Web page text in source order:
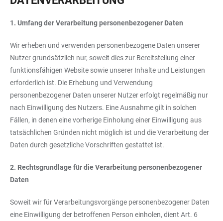
1. Umfang der Verarbeitung personenbezogener Daten
Wir erheben und verwenden personenbezogene Daten unserer
Nutzer grundsätzlich nur, soweit dies zur Bereitstellung einer
funktionsfähigen Website sowie unserer Inhalte und Leistungen
erforderlich ist. Die Erhebung und Verwendung
personenbezogener Daten unserer Nutzer erfolgt regelmäßig nur
nach Einwilligung des Nutzers. Eine Ausnahme gilt in solchen
Fällen, in denen eine vorherige Einholung einer Einwilligung aus
tatsächlichen Gründen nicht möglich ist und die Verarbeitung der
Daten durch gesetzliche Vorschriften gestattet ist.
2. Rechtsgrundlage für die Verarbeitung personenbezogener
Daten
Soweit wir für Verarbeitungsvorgänge personenbezogener Daten
eine Einwilligung der betroffenen Person einholen, dient Art. 6